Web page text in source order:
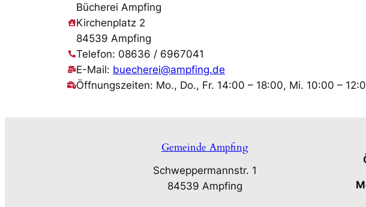
Bücherei Ampfing
Kirchenplatz 2
84539 Ampfing
Telefon: 08636 / 6967041
E-Mail: buecherei@ampfing.de
Öffnungszeiten: Mo., Do., Fr. 14:00 – 18:00, Mi. 10:00 –
Gemeinde Ampfing
Schweppermannstr. 1
84539 Ampfing